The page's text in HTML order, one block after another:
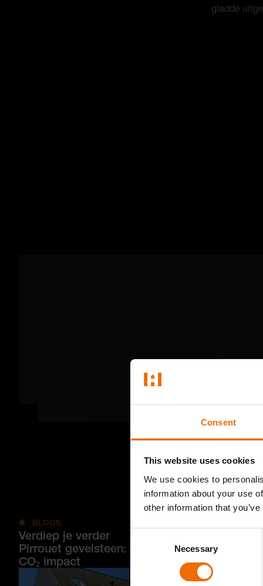
Consent
This website uses cookies
We use cookies to
information about your use
other information that
Necessary
gladde
BLOGS
Verdiep je verder
Pirrouet gevelsteen: bouwen met negatieve
CO₂ impact